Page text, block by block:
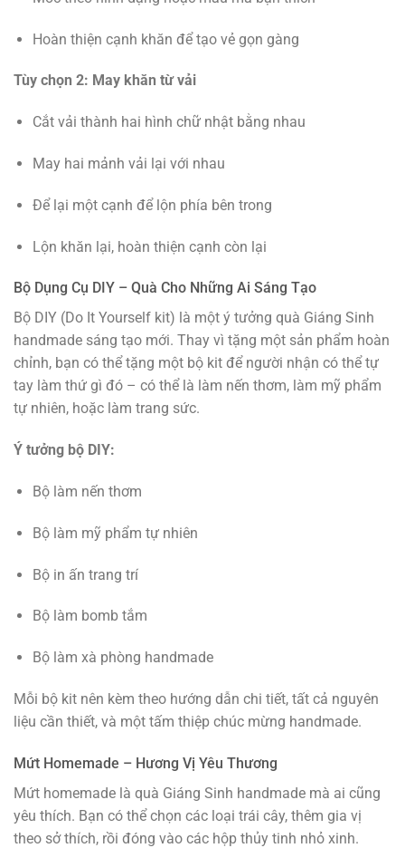
Hoàn thiện cạnh khăn để tạo vẻ gọn gàng
Tùy chọn 2: May khăn từ vải
Cắt vải thành hai hình chữ nhật bằng nhau
May hai mảnh vải lại với nhau
Để lại một cạnh để lộn phía bên trong
Lộn khăn lại, hoàn thiện cạnh còn lại
Bộ Dụng Cụ DIY – Quà Cho Những Ai Sáng Tạo
Bộ DIY (Do It Yourself kit) là một ý tưởng quà Giáng Sinh
handmade sáng tạo mới. Thay vì tặng một sản phẩm hoàn
chỉnh, bạn có thể tặng một bộ kit để người nhận có thể tự
tay làm thứ gì đó – có thể là làm nến thơm, làm mỹ phẩm
tự nhiên, hoặc làm trang sức.
Ý tưởng bộ DIY:
Bộ làm nến thơm
Bộ làm mỹ phẩm tự nhiên
Bộ in ấn trang trí
Bộ làm bomb tắm
Bộ làm xà phòng handmade
Mỗi bộ kit nên kèm theo hướng dẫn chi tiết, tất cả nguyên
liệu cần thiết, và một tấm thiệp chúc mừng handmade.
Mứt Homemade – Hương Vị Yêu Thương
Mứt homemade là quà Giáng Sinh handmade mà ai cũng
yêu thích. Bạn có thể chọn các loại trái cây, thêm gia vị
theo sở thích, rồi đóng vào các hộp thủy tinh nhỏ xinh.